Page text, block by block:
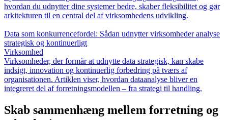
hvordan du udnytter dine systemer bedre, skaber fleksibilitet og gør
arkitekturen til en central del af virksomhedens udvikling.
Data som konkurrencefordel: Sådan udnytter virksomheder analyse
strategisk og kontinuerligt
Virksomhed
Virksomheder, der formår at udnytte data strategisk, kan skabe
indsigt, innovation og kontinuerlig forbedring på tværs af
organisationen. Artiklen viser, hvordan dataanalyse bliver en
integreret del af forretningsmodellen – fra strategi til handling.
Skab sammenhæng mellem forretning og